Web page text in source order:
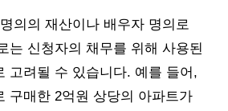
의의 재산이나 배우자 명의로
는 신청자의 채무를 위해 사용된
고려될 수 있습니다. 예를 들어,
구매한 2억원 상당의 아파트가